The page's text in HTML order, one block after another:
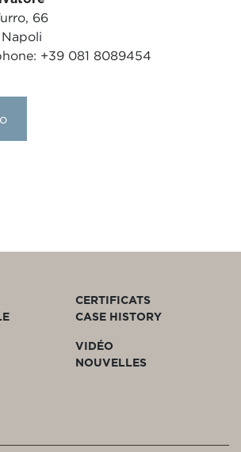
66
+39 081 8089454
CERTIFICATS
CASE HISTORY
VIDÉO
NOUVELLES